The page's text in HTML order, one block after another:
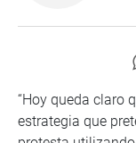
“Hoy queda claro
estrategia que